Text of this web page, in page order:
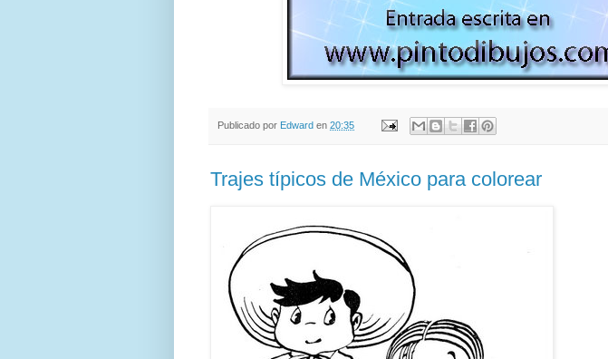
Publicado por Edward en 20:35
Trajes típicos de México para colorear